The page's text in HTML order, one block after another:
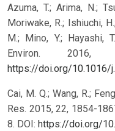
Azuma, T.; Arima, N.;
Moriwake, R.; Ishiuchi,
M.; Mino, Y.; Hayashi,
Environ. 2016,
https://doi.org/10.1016/
Cai, M. Q.; Wang, R.;
Res. 2015, 22, 1854-
8. DOI: https://doi.org/